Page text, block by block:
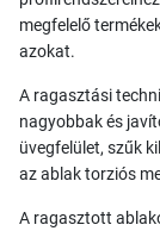
megfelelő
azokat.
A ragasztási
nagyobbak és
üvegfelület, szűk
az ablak torziós
A ragasztott